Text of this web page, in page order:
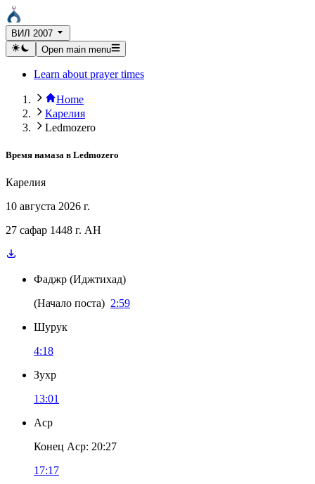
ВИЛ 2007
Open main menu
Learn about prayer times
Home
Карелия
Ledmozero
Время намаза в Ledmozero
Карелия
10 августа 2026 г.
27 сафар 1448 г. AH
Фаджр (Иджтихад)
(Начало поста) 2:59
Шурук
4:18
Зухр
13:01
Аср
Конец Аср: 20:27
17:17